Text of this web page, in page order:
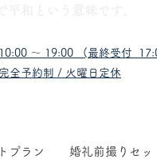
10:00 〜 19:00 (最終受付
完全予約制 / 火曜日定休
プラン 婚礼前撮りセッ